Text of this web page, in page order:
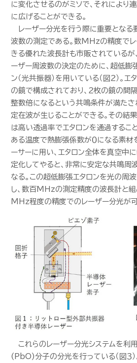
に変化させるのがミソで、それにより
に広げることができる。
レーザー分光を行う際に重要となる
波数の測定である。数MHzの精度で
きる優れた波長計も市販されているが
ーザー周波数の決定のために、超低膨
ン（光共振器）を用いている（図２）。
の鏡で構成されており、２枚の鏡の間
整数倍になるという共鳴条件が満たさ
定在波が生じることができる。その結
は高い透過率でエタロンを通過するこ
ある温度で熱膨張係数が０になる素材
ーサーに用い、エタロン全体を真空中
定化してやると、非常に安定な共鳴周
なる。この超低膨張エタロンを光の周
し、数百MHzの測定精度の波長計と
MHz程度の精度でのレーザー分光が可
これらのレーザー分光システムを利
(PbO)分子の分光を行っている（図３